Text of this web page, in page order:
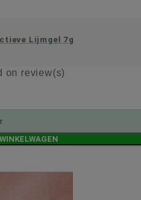
Lijmgel 7g
on review(s)